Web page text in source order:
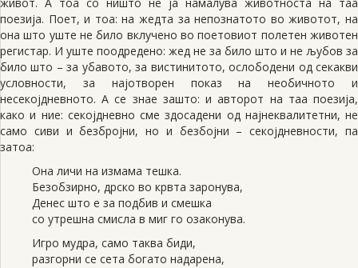
поезија. Поет, и тоа: на жедта за непознатото во животот, на
она што уште не било вклучено во поетовиот полетен животен
регистар. И уште поодредено: жед не за било што и не љубов за
било што – за убавото, за вистинитото, ослободени од секакви
условности, за најотворен показ на необичното и
несекојдневното. А се знае зашто: и авторот на таа поезија,
како и ние: секојдневно сме здосадени од најнеквалитетни, не
само сиви и безбројни, но и безбојни – секојдневности, па
затоа:
Она личи на измама тешка.
Безобзирно, дрско во крвта заронува,
Денес што е за подбив и смешка
со утрешна смисла в миг го озаконува.
Игро мудра, само таква биди,
разгорни се сета богато надарена,